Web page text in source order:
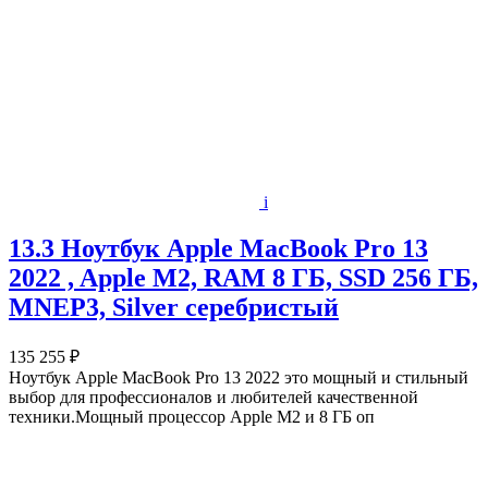
i
13.3 Ноутбук Apple MacBook Pro 13
2022 , Apple M2, RAM 8 ГБ, SSD 256 ГБ,
MNEP3, Silver серебристый
135 255 ₽
Ноутбук Apple MacBook Pro 13 2022 это мощный и стильный
выбор для профессионалов и любителей качественной
техники.Мощный процессор Apple M2 и 8 ГБ оп